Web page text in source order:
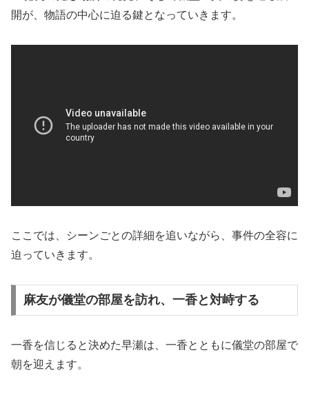
開が、物語の中心に迫る鍵となっていきます。
ここでは、シーンごとの詳細を追いながら、事件の全容に
迫っていきます。
麻友が儀堂の部屋を訪れ、一香と対峙する
一香を信じると決めた早瀬は、一香とともに儀堂の部屋で
朝を迎えます。